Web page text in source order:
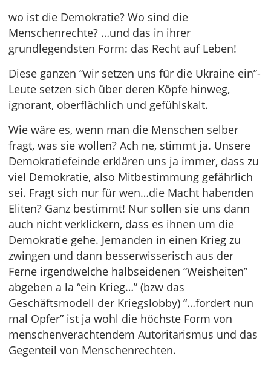
wo ist die Demokratie? Wo sind die
Menschenrechte? …und das in ihrer
grundlegendsten Form: das Recht auf Leben!
Diese ganzen “wir setzen uns für die Ukraine ein”-
Leute setzen sich über deren Köpfe hinweg,
ignorant, oberflächlich und gefühlskalt.
Wie wäre es, wenn man die Menschen selber
fragt, was sie wollen? Ach ne, stimmt ja. Unsere
Demokratiefeinde erklären uns ja immer, dass zu
viel Demokratie, also Mitbestimmung gefährlich
sei. Fragt sich nur für wen…die Macht habenden
Eliten? Ganz bestimmt! Nur sollen sie uns dann
auch nicht verklickern, dass es ihnen um die
Demokratie gehe. Jemanden in einen Krieg zu
zwingen und dann besserwisserisch aus der
Ferne irgendwelche halbseidenen “Weisheiten”
abgeben a la “ein Krieg…” (bzw das
Geschäftsmodell der Kriegslobby) “…fordert nun
mal Opfer” ist ja wohl die höchste Form von
menschenverachtendem Autoritarismus und das
Gegenteil von Menschenrechten.